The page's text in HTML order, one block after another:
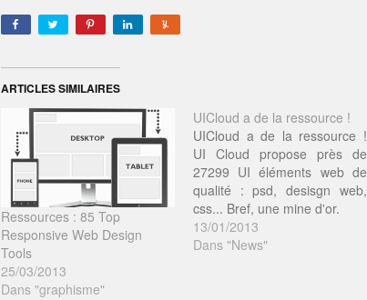
ARTICLES SIMILAIRES
Ressources : 85 Top
Responsive Web Design
Tools
25/03/2013
Dans "graphisme"
UICloud a de la ressource !
UICloud a de la ressource !
UI Cloud propose près de
27299 UI éléments web de
qualité : psd, desisgn web,
css... Bref, une mine d'or.
13/01/2013
Dans "News"